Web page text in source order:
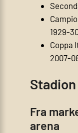
1929-
Coppa
2007-
Fra
arena